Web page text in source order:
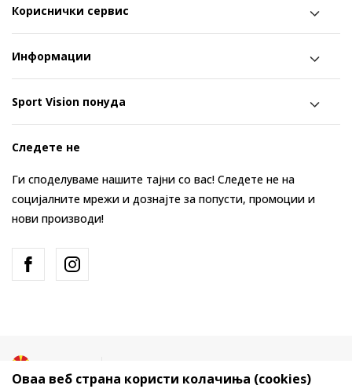
Кориснички сервис
Информации
Sport Vision понуда
Следете не
Ги споделуваме нашите тајни со вас! Следете не на
социјалните мрежи и дознајте за попусти, промоции и
нови производи!
Оваа веб страна користи колачиња (cookies)